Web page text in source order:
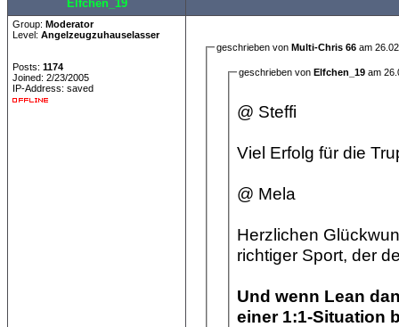
Elfchen_19
Group: Moderator
Level: Angelzeugzuhauselasser
Posts: 1174
Joined: 2/23/2005
IP-Address: saved
geschrieben vonMulti-Chris 66 am
geschrieben vonElfchen_19 am
@ Steffi
Viel Erfolg für die
@ Mela
Herzlichen
richtiger Sport, der
Und wenn Lean
einer 1:1-Situation